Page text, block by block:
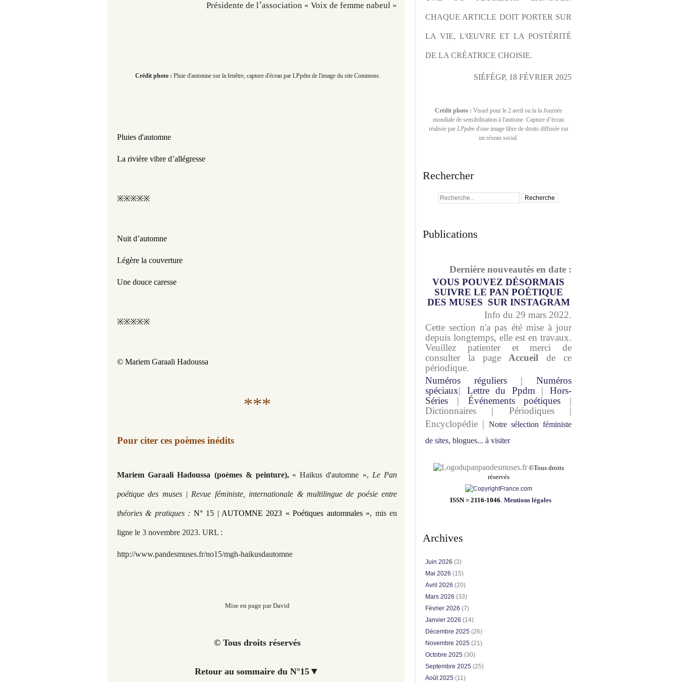
Présidente de l’association « Voix de femme nabeul »
Crédit photo : Pluie d'automne sur la fenêtre, capture d'écran par LPpdm de l'image du site Commons.
Pluies d'automne
La rivière vibre d’allégresse
※※※※※
Nuit d’automne
Légère la couverture
Une douce caresse
※※※※※
© Mariem Garaali Hadoussa
***
Pour citer ces poèmes inédits
Mariem Garaali Hadoussa (poèmes & peinture), « Haikus d'automne », Le Pan
poétique des muses | Revue féministe, internationale & multilingue de poésie entre
théories & pratiques : N° 15 | AUTOMNE 2023 « Poétiques automnales », mis en
ligne le 3 novembre 2023. URL :
http://www.pandesmuses.fr/no15/mgh-haikusdautomne
Mise en page par David
© Tous droits réservés
Retour au sommaire du N°15 ▼
CHAQUE ARTICLE DOIT PORTER SUR
LA VIE, L'ŒUVRE ET LA POSTÉRITÉ
DE LA CRÉATRICE CHOISIE.
SIÉFÉGP, 18 FÉVRIER 2025
Crédit photo : Visuel pour le 2 avril ou la la Journée
mondiale de sensibilisation à l'autisme. Capture d’écran
réalisée par LPpdm d'une image libre de droits diffusée sur
un réseau social.
Rechercher
Publications
Dernière nouveautés en date :
VOUS POUVEZ DÉSORMAIS
SUIVRE LE PAN POÉTIQUE
DES MUSES SUR INSTAGRAM
Info du 29 mars 2022.
Cette section n'a pas été mise à jour
depuis longtemps, elle est en travaux.
Veuillez patienter et merci de
consulter la page Accueil de ce
périodique.
Numéros réguliers | Numéros
spéciaux| Lettre du Ppdm |Hors-
Séries | Événements poétiques |
Dictionnaires | Périodiques |
Encyclopédie | Notre sélection féministe
de sites, blogues... à visiter
pandesmuses.fr ©Tous droits
réservés
ISSN = 2116-1046. Mentions légales
Archives
Juin 2026 (3)
Mai 2026 (15)
Avril 2026 (20)
Mars 2026 (33)
Février 2026 (7)
Janvier 2026 (14)
Décembre 2025 (26)
Novembre 2025 (21)
Octobre 2025 (30)
Septembre 2025 (25)
Août 2025 (11)